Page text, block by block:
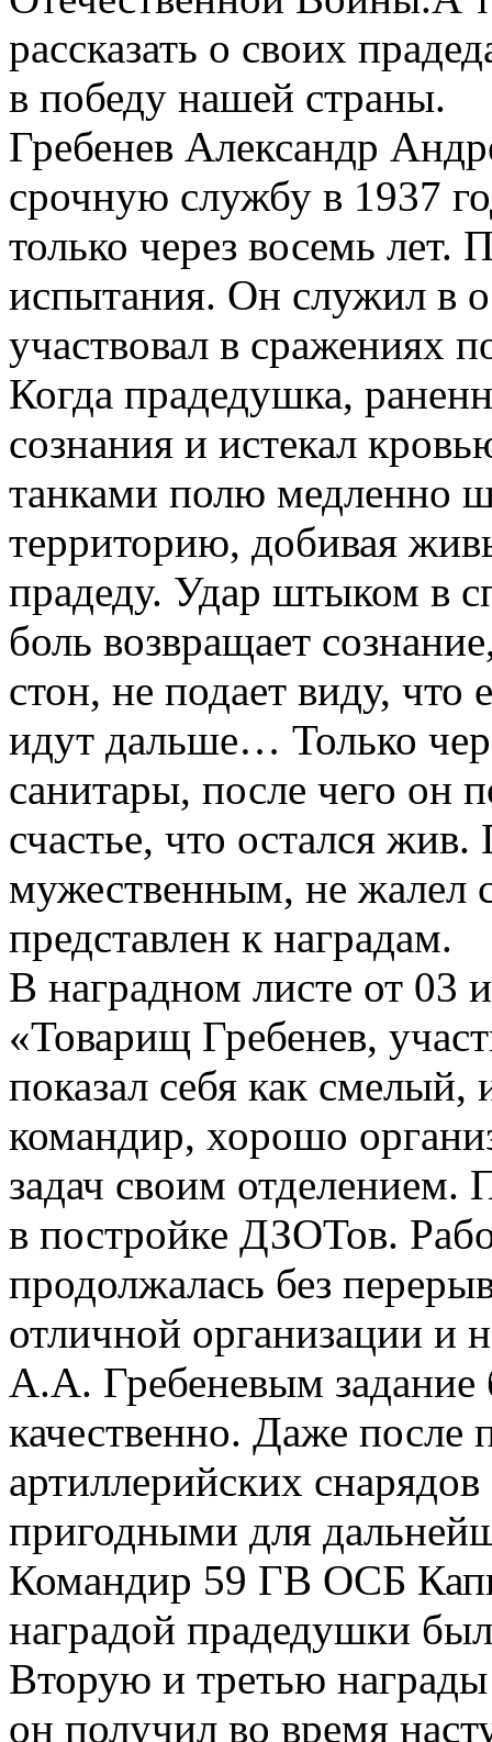
рассказать о своих
в победу нашей страны.
Гребенев Александр
срочную службу в 1937
только через восемь лет.
испытания. Он служил в
участвовал в сражениях
Когда прадедушка,
сознания и истекал
танками полю медленно
территорию, добивая
прадеду. Удар штыком в
боль возвращает
стон, не подает виду,
идут дальше… Только
санитары, после чего он
счастье, что остался
мужественным, не жалел
представлен к наградам.
В наградном листе от 03
«Товарищ Гребенев,
показал себя как
командир, хорошо
задач своим отделением.
в постройке ДЗОТов.
продолжалась без
отличной организации и
А.А. Гребеневым
качественно. Даже
артиллерийских
пригодными для
Командир 59 ГВ ОСБ
наградой прадедушки
Вторую и третью
он получил во время